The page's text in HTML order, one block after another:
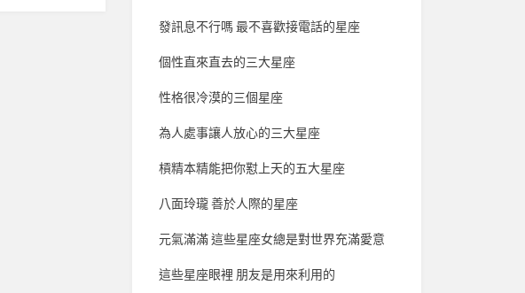
發訊息不行嗎 最不喜歡接電話的星座
個性直來直去的三大星座
性格很冷漠的三個星座
為人處事讓人放心的三大星座
槓精本精能把你懟上天的五大星座
八面玲瓏 善於人際的星座
元氣滿滿 這些星座女總是對世界充滿愛意
這些星座眼裡 朋友是用來利用的